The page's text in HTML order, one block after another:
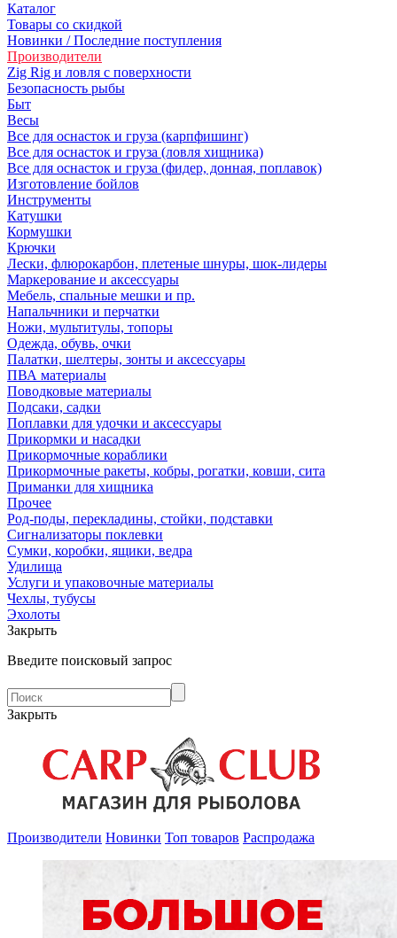
Каталог
Товары со скидкой
Новинки / Последние поступления
Производители
Zig Rig и ловля с поверхности
Безoпасность рыбы
Быт
Весы
Все для оснасток и груза (карпфишинг)
Все для оснасток и груза (ловля хищника)
Все для оснасток и груза (фидер, донная, поплавок)
Изготовление бойлов
Инструменты
Катушки
Кормушки
Крючки
Лески, флюрокарбон, плетеные шнуры, шок-лидеры
Маркерование и аксессуары
Мебель, спальные мешки и пр.
Напальчники и перчатки
Ножи, мультитулы, топоры
Одежда, обувь, очки
Палатки, шелтеры, зонты и аксессуары
ПВА материалы
Поводковые материалы
Подсаки, садки
Поплавки для удочки и аксессуары
Прикормки и насадки
Прикормочные кораблики
Прикормочные ракеты, кобры, рогатки, ковши, сита
Приманки для хищника
Прочее
Род-поды, перекладины, стойки, подставки
Сигнализаторы поклевки
Сумки, коробки, ящики, ведра
Удилища
Услуги и упаковочные материалы
Чехлы, тубусы
Эхолоты
Закрыть
Введите поисковый запрос
Закрыть
Производители Новинки Топ товаров Распродажа